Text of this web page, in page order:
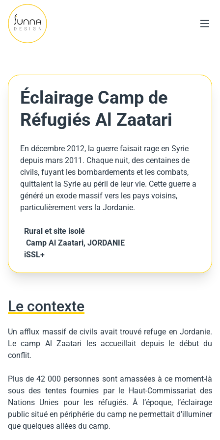
Éclairage Camp de
Réfugiés Al Zaatari
En décembre 2012, la guerre faisait rage en Syrie
depuis mars 2011. Chaque nuit, des centaines de
civils, fuyant les bombardements et les combats,
quittaient la Syrie au péril de leur vie. Cette guerre a
généré un exode massif vers les pays voisins,
particulièrement vers la Jordanie.
Rural et site isolé
Camp Al Zaatari, JORDANIE
iSSL+
Le contexte
Un afflux massif de civils avait trouvé refuge en Jordanie.
Le camp Al Zaatari les accueillait depuis le début du
conflit.
Plus de 42 000 personnes sont amassées à ce moment-là
sous des tentes fournies par le Haut-Commissariat des
Nations Unies pour les réfugiés. À l’époque, l’éclairage
public situé en périphérie du camp ne permettait d’illuminer
que quelques allées du camp.